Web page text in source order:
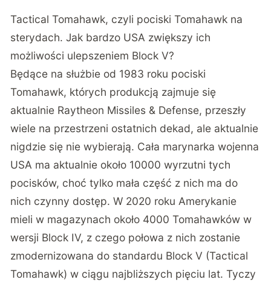
Tactical Tomahawk, czyli pociski Tomahawk na
sterydach. Jak bardzo USA zwiększy ich
możliwości ulepszeniem Block V?
Będące na służbie od 1983 roku pociski
Tomahawk, których produkcją zajmuje się
aktualnie Raytheon Missiles & Defense, przeszły
wiele na przestrzeni ostatnich dekad, ale aktualnie
nigdzie się nie wybierają. Cała marynarka wojenna
USA ma aktualnie około 10000 wyrzutni tych
pocisków, choć tylko mała część z nich ma do
nich czynny dostęp. W 2020 roku Amerykanie
mieli w magazynach około 4000 Tomahawków w
wersji Block IV, z czego połowa z nich zostanie
zmodernizowana do standardu Block V (Tactical
Tomahawk) w ciągu najbliższych pięciu lat. Tyczy